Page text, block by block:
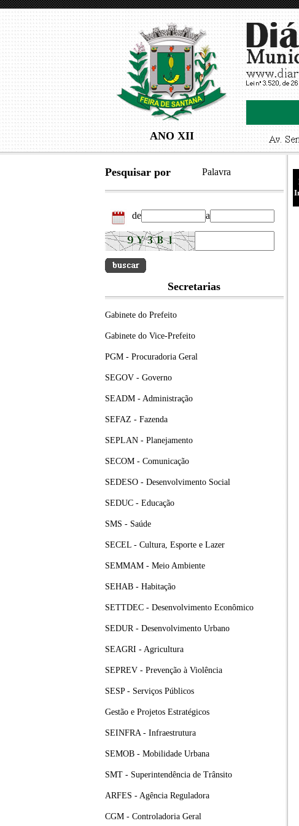
ANO XII
Pesquisar por Palavra
de a
Secretarias
Gabinete do Prefeito
Gabinete do Vice-Prefeito
PGM - Procuradoria Geral
SEGOV - Governo
SEADM - Administração
SEFAZ - Fazenda
SEPLAN - Planejamento
SECOM - Comunicação
SEDESO - Desenvolvimento Social
SEDUC - Educação
SMS - Saúde
SECEL - Cultura, Esporte e Lazer
SEMMAM - Meio Ambiente
SEHAB - Habitação
SETTDEC - Desenvolvimento Econômico
SEDUR - Desenvolvimento Urbano
SEAGRI - Agricultura
SEPREV - Prevenção à Violência
SESP - Serviços Públicos
Gestão e Projetos Estratégicos
SEINFRA - Infraestrutura
SEMOB - Mobilidade Urbana
SMT - Superintendência de Trânsito
ARFES - Agência Reguladora
CGM - Controladoria Geral